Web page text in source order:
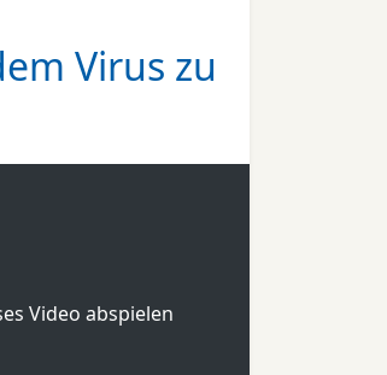
Virus zu
Video abspielen